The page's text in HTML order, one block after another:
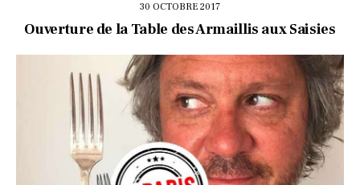
30 OCTOBRE 2017
Ouverture de la Table des Armaillis aux Saisies